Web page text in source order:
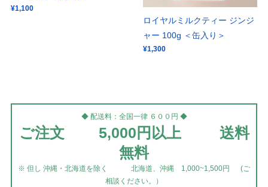
¥1,100
ロイヤルミルクティー ジンジ
ャー 100g ＜缶入り＞
¥1,300
◆ 配送料：全国一律 ６００円 ◆
ご注文 5,000円以上 送料
無料
※ 但し 沖縄・北海道を除く 北海道、沖縄 1,000~1,500円 (ご
相談ください。）